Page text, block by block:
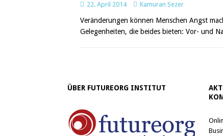
22. April 2014 Kamuran Sezer
Veränderungen können Menschen Angst
Gelegenheiten, die beides bieten: Vor- und
ÜBER FUTUREORG INSTITUT